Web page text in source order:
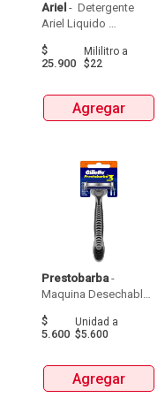
Ariel - Detergente
Ariel Liquido
$
25.900
Mililitroa
$22
Agregar
Prestobarba -
Maquina Desechable
$
5.600
Unidad a
$5.600
Agregar